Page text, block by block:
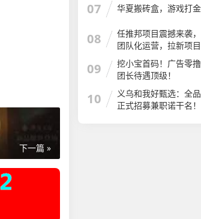
下一篇 »
07 华夏搬砖盒，游戏打
08
任推邦项目震撼来袭
团队化运营，拉新项
09
挖小宝首码！广告零
团长待遇顶级！
10
义乌和我好甄选：全
正式招募兼职诺干名